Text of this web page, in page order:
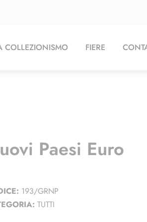
COLLEZIONISMO FIERE
Paesi Euro
193/GRNP
TUTTI